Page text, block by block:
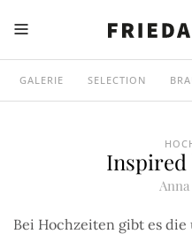
GALERIE SELECTION
Inspired
Bei Hochzeiten gibt es